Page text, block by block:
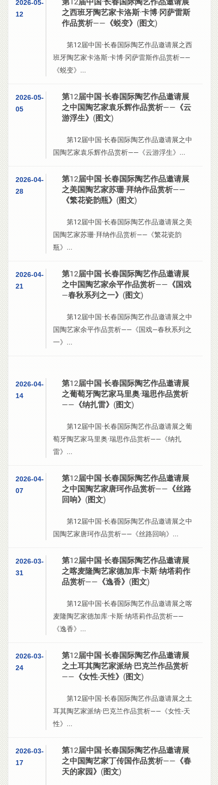
2026-05-
12
之西班牙陶艺家卡洛斯·卡博·冈萨雷斯
作品赏析——《蜕变》(图文)
第12届中国·长春国际陶艺作品邀请展之西
班牙陶艺家卡洛斯·卡博·冈萨雷斯作品赏析——
《蜕变》...
2026-05-
05
第12届中国·长春国际陶艺作品邀请展
之中国陶艺家袁乐辉作品赏析——《云
游浮生》(图文)
第12届中国·长春国际陶艺作品邀请展之中
国陶艺家袁乐辉作品赏析——《云游浮生》...
2026-04-
28
第12届中国·长春国际陶艺作品邀请展
之美国陶艺家苏珊·拜纳作品赏析——
《繁花瓷韵瓶》(图文)
第12届中国·长春国际陶艺作品邀请展之美
国陶艺家苏珊·拜纳作品赏析——《繁花瓷韵
瓶》...
2026-04-
21
第12届中国·长春国际陶艺作品邀请展
之中国陶艺家余平作品赏析——《国戏
—春秋系列之一》(图文)
第12届中国·长春国际陶艺作品邀请展之中
国陶艺家余平作品赏析——《国戏—春秋系列之
一》...
2026-04-
14
第12届中国·长春国际陶艺作品邀请展
之葡萄牙陶艺家马里奥·瑞思作品赏析
——《纳扎雷》(图文)
第12届中国·长春国际陶艺作品邀请展之葡
萄牙陶艺家马里奥·瑞思作品赏析——《纳扎
雷》...
2026-04-
07
第12届中国·长春国际陶艺作品邀请展
之中国陶艺家唐珂作品赏析——《丝路
回响》(图文)
第12届中国·长春国际陶艺作品邀请展之中
国陶艺家唐珂作品赏析——《丝路回响》...
2026-03-
31
第12届中国·长春国际陶艺作品邀请展
之喀麦隆陶艺家德加库·卡斯·纳塔莉作
品赏析——《逸香》(图文)
第12届中国·长春国际陶艺作品邀请展之喀
麦隆陶艺家德加库·卡斯·纳塔莉作品赏析——
《逸香》...
2026-03-
24
第12届中国·长春国际陶艺作品邀请展
之土耳其陶艺家派纳·巴克兰作品赏析
——《女性-天性》(图文)
第12届中国·长春国际陶艺作品邀请展之土
耳其陶艺家派纳·巴克兰作品赏析——《女性-天
性》...
2026-03-
17
第12届中国·长春国际陶艺作品邀请展
之中国陶艺家丁传国作品赏析——《春
天的家园》(图文)